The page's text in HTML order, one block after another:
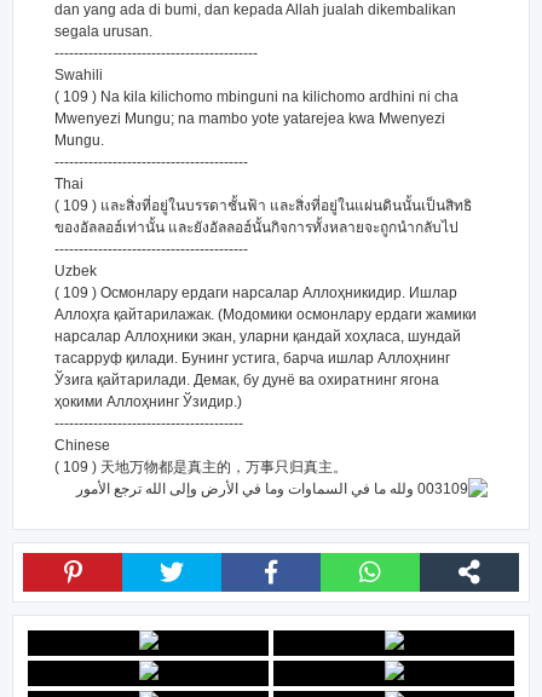
dan yang ada di bumi, dan kepada Allah jualah dikembalikan
segala urusan.
------------------------------------------
Swahili
( 109 ) Na kila kilichomo mbinguni na kilichomo ardhini ni cha
Mwenyezi Mungu; na mambo yote yatarejea kwa Mwenyezi
Mungu.
----------------------------------------
Thai
( 109 ) และสิ่งที่อยู่ในบรรดาชั้นฟ้า และสิ่งที่อยู่ในแผ่นดินนั้นเป็นสิทธิ
ของอัลลอฮ์เท่านั้น และยังอัลลอฮ์นั้นกิจการทั้งหลายจะถูกนำกลับไป
----------------------------------------
Uzbek
( 109 ) Осмонлару ердаги нарсалар Аллоҳникидир. Ишлар
Аллоҳга қайтарилажак. (Модомики осмонлару ердаги жамики
нарсалар Аллоҳники экан, уларни қандай хоҳласа, шундай
тасарруф қилади. Бунинг устига, барча ишлар Аллоҳнинг
Ўзига қайтарилади. Демак, бу дунё ва охиратнинг ягона
ҳокими Аллоҳнинг Ўзидир.)
---------------------------------------
Chinese
( 109 ) 天地万物都是真主的，万事只归真主。